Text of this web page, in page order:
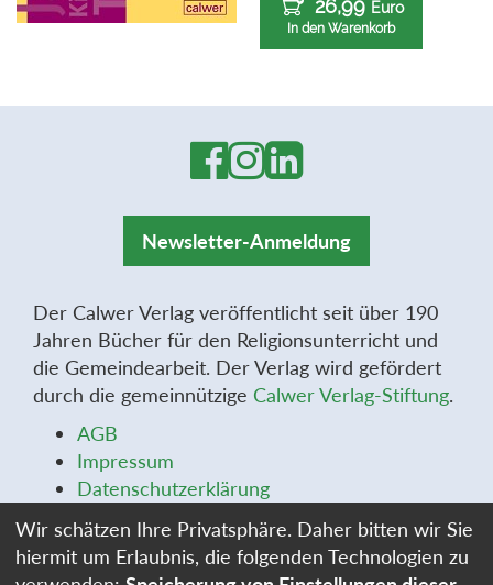
26,99 Euro
In den Warenkorb
Newsletter-Anmeldung
Der Calwer Verlag veröffentlicht seit über 190
Jahren Bücher für den Religionsunterricht und
die Gemeindearbeit. Der Verlag wird gefördert
durch die gemeinnützige Calwer Verlag-Stiftung.
AGB
Impressum
Datenschutzerklärung
Widerrufsformular
Stellenangebote
Wir schätzen Ihre Privatsphäre. Daher bitten wir Sie
hiermit um Erlaubnis, die folgenden Technologien zu